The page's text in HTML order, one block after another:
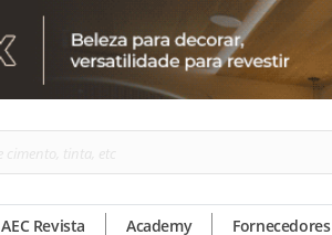
AEC Revista Academy Fornecedores